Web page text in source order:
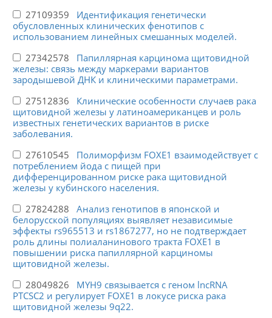
27109359 Идентификация генетически
обусловленных клинических фенотипов с
использованием линейных смешанных моделей.
27342578 Папиллярная карцинома щитовидной
железы: связь между маркерами вариантов
зародышевой ДНК и клиническими параметрами.
27512836 Клинические особенности случаев рака
щитовидной железы у латиноамериканцев и роль
известных генетических вариантов в риске
заболевания.
27610545 Полиморфизм FOXE1 взаимодействует с
потреблением йода с пищей при
дифференцированном риске рака щитовидной
железы у кубинского населения.
27824288 Анализ генотипов в японской и
белорусской популяциях выявляет независимые
эффекты rs965513 и rs1867277, но не подтверждает
роль длины полиаланинового тракта FOXE1 в
повышении риска папиллярной карциномы
щитовидной железы.
28049826 MYH9 связывается с геном lncRNA
PTCSC2 и регулирует FOXE1 в локусе риска рака
щитовидной железы 9q22.